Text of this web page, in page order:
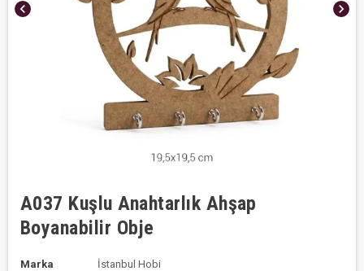
chevron_left chevron_right
A037 Kuşlu Anahtarlık Ahşap
Boyanabilir Obje
Marka
İstanbul Hobi